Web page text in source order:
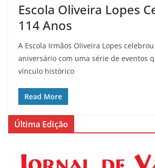
Escola Oliveira Lopes
114 Anos
A Escola Irmãos Oliveira Lopes celebrou
aniversário com uma série de eventos
vínculo histórico
Read More
Última Edição